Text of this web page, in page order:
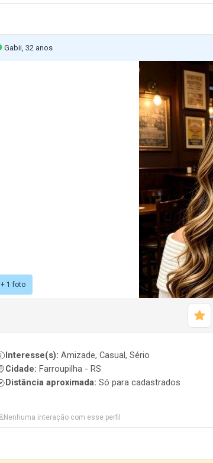
Gabii, 32 anos
+ 1 foto
Interesse(s): Amizade, Casual, Sério
Cidade: Farroupilha - RS
Distância aproximada: Só para cadastrados
Nenhuma interação com esse perfil